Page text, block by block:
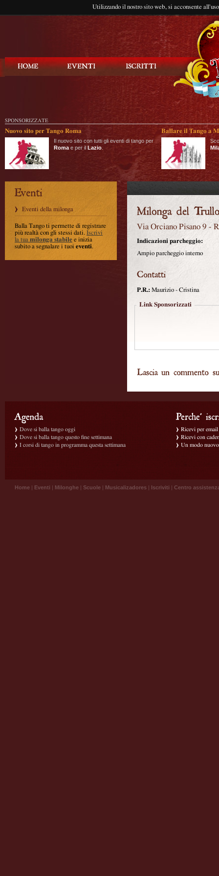
Utilizzando il nostro sito web, si acconsente
SPONSORIZZATE
Nuovo sito per Tango Roma
Il nuovo sito con tutti gli eventi di tango per
Roma e per il Lazio
Ballare il Tango a
Eventi della milonga
Balla Tango ti permette di registrare
più realtà con gli stessi dati. Iscrivi
la tua milonga stabile e inizia
subito a segnalare i tuoi eventi.
Via Orciano Pisano 9-
Indicazioni parcheggio:
Ampio parcheggio interno
P.R.: Maurizio - Cristina
Link Sponsorizzati
Dove si balla tango oggi
Dove si balla tango questo fine settimana
I corsi di tango in programma questa settimana
Ricevi per
Ricevi con
Un modo
Home | Eventi | Milonghe | Scuole | Musicalizadores | Iscriviti | Centro